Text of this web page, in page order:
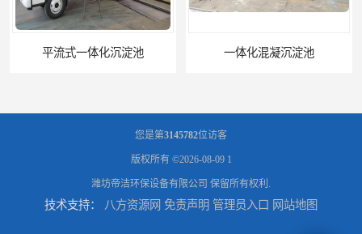
平流式一体化沉淀池 一体化混凝沉淀池
您是第3145782位访客
版权所有 ©2026-08-09 1
潍坊帝洁环保设备有限公司 保留所有权利.
技术支持： 八方资源网 免责声明 管理员入口 网站地图